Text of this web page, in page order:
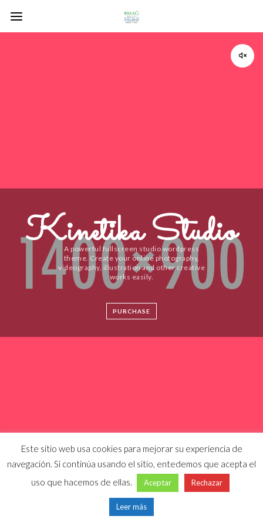
Kinetika Studio
A powerful fullscreen studio wordpress
theme. Create your online photography,
videography, illustration and other creative
works easily.
PURCHASE

Este sitio web usa cookies para mejorar su experiencia de
navegación. Si continúa usando el sitio, entedemos que acepta el
uso que hacemos de ellas.
Aceptar Rechazar
Leer más